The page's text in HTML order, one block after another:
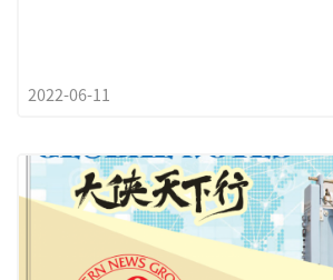
2022-06-11